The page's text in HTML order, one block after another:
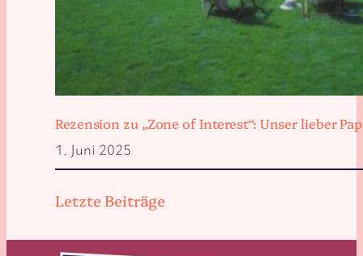
Letzte Beiträge
Rezension zu „Zone of Interest“: Unser lieber
1. Juni 2025